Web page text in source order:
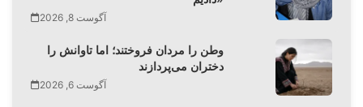
آگوست 8, 2026
وطن را مردان فروختند؛ اما تاوانش را
دختران می‌پردازند
آگوست 6, 2026